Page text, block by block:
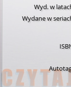
Wyd. w
Wydane w